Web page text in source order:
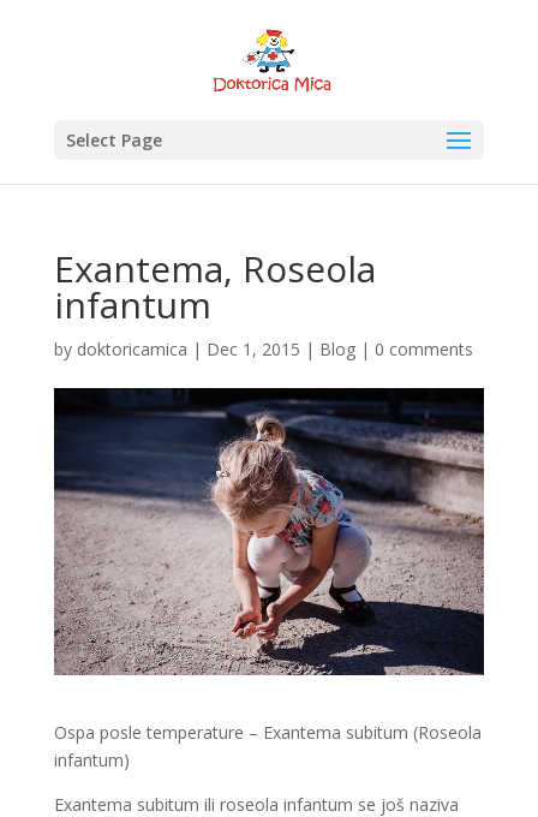
Select Page
Exantema, Roseola
infantum
by doktoricamica | Dec 1, 2015 | Blog| 0 comments
Ospa posle temperature – Exantema subitum (Roseola
infantum)
Exantema subitum ili roseola infantum se još naziva